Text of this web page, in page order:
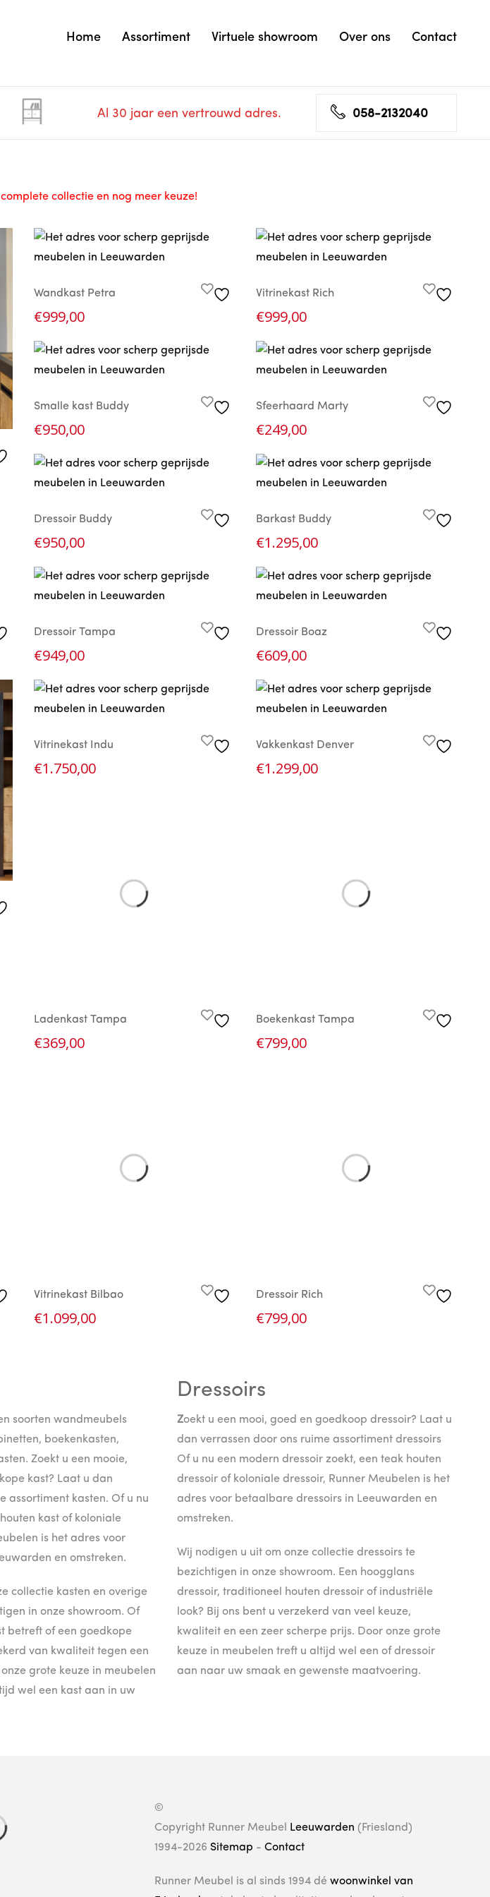
Home Assortiment Virtuele showroom Over ons Contact
Al 30 jaar een vertrouwd adres. 058-2132040
collectie en nog meer keuze!
Wandkast Petra
€999,00
Vitrinekast Rich
€999,00
Smalle kast Buddy
€950,00
Sfeerhaard Marty
€249,00
Dressoir Buddy
€950,00
Barkast Buddy
€1.295,00
Dressoir Tampa
€949,00
Dressoir Boaz
€609,00
Vitrinekast Indu
€1.750,00
Vakkenkast Denver
€1.299,00
Ladenkast Tampa
€369,00
Boekenkast Tampa
€799,00
Vitrinekast Bilbao
€1.099,00
Dressoir Rich
€799,00
soorten wandmeubels
boekenkasten,
Zoekt u een mooie,
kast? Laat u dan
assortiment kasten. Of u nu
kast of koloniale
is het adres voor
en omstreken.
collectie kasten en overige
in onze showroom. Of
betreft of een goedkope
van kwaliteit tegen een
grote keuze in meubelen
wel een kast aan in uw
Dressoirs
Zoekt u een mooi, goed en goedkoop dressoir? Laat u
dan verrassen door ons ruime assortiment dressoirs
Of u nu een modern dressoir zoekt, een teak houten
dressoir of koloniale dressoir, Runner Meubelen is het
adres voor betaalbare dressoirs in Leeuwarden en
omstreken.
Wij nodigen u uit om onze collectie dressoirs te
bezichtigen in onze showroom. Een hoogglans
dressoir, traditioneel houten dressoir of industriële
look? Bij ons bent u verzekerd van veel keuze,
kwaliteit en een zeer scherpe prijs. Door onze grote
keuze in meubelen treft u altijd wel een of dressoir
aan naar uw smaak en gewenste maatvoering.
©
Copyright Runner Meubel
Leeuwarden (Friesland)
1994-2026 Sitemap - Contact
Runner Meubel is al sinds 1994 dé woonwinkel van